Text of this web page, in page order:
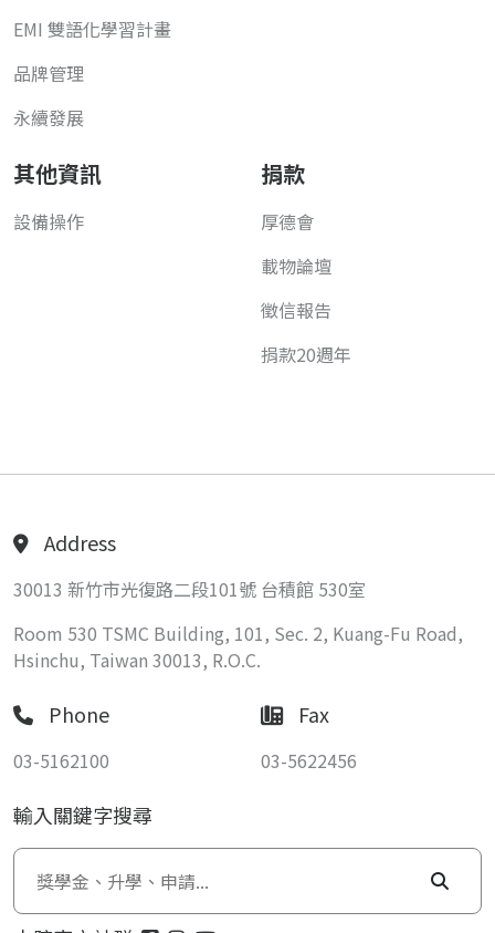
EMI 雙語化學習計畫
品牌管理
永續發展
其他資訊
設備操作
捐款
厚德會
載物論壇
徵信報告
捐款20週年
Address
30013 新竹市光復路二段101號 台積館 530室
Room 530 TSMC Building, 101, Sec. 2, Kuang-Fu Road,
Hsinchu, Taiwan 30013, R.O.C.
Phone
03-5162100
Fax
03-5622456
輸入關鍵字搜尋